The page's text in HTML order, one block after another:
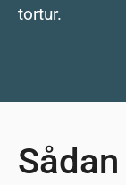
tortur.